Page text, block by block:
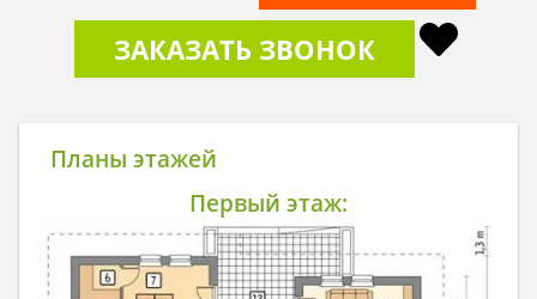
ЗАКАЗАТЬ ЗВОНОК
Планы этажей
Первый этаж: